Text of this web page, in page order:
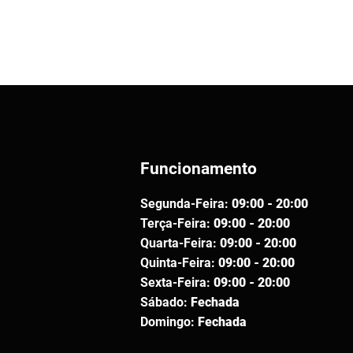
Funcionamento
Segunda-Feira: 09:00 - 20:00
Terça-Feira: 09:00 - 20:00
Quarta-Feira: 09:00 - 20:00
Quinta-Feira: 09:00 - 20:00
Sexta-Feira: 09:00 - 20:00
Sábado: Fechada
Domingo: Fechada